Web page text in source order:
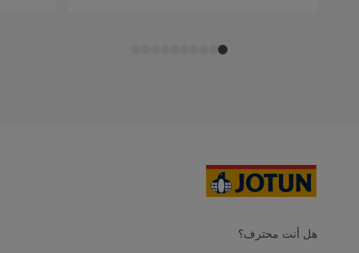
هل أنت محترف؟